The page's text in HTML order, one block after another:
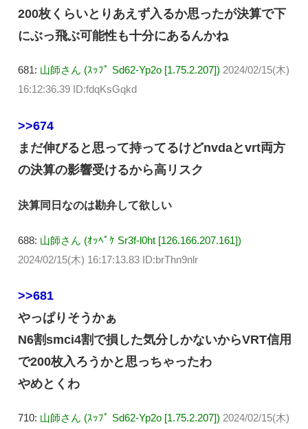
200枚くらいとりあえず入るか思ったが決算で下
にぶっ飛ぶ可能性も十分にあるんかね
681: 山師さん (ｽｯﾌﾟ Sd62-Yp2o [1.75.2.207]) 2024/02/15(木)
16:12:36.39 ID:fdqKsGqkd
>>674
まだ伸びると思って持ってるけどnvdaとvrt両方
の決算の影響受けるから高リスク
決算同日なのは勘弁して欲しい
688: 山師さん (ｵｯﾍﾟｹ Sr3f-l0ht [126.166.207.161])
2024/02/15(木) 16:17:13.83 ID:brThn9nlr
>>681
やっぱりそうかぁ
N6割smci4割で損した気分しかないからVRT信用
で200枚入ろうかと思っちゃったわ
やめとくわ
710: 山師さん (ｽｯﾌﾟ Sd62-Yp2o [1.75.2.207]) 2024/02/15(木)